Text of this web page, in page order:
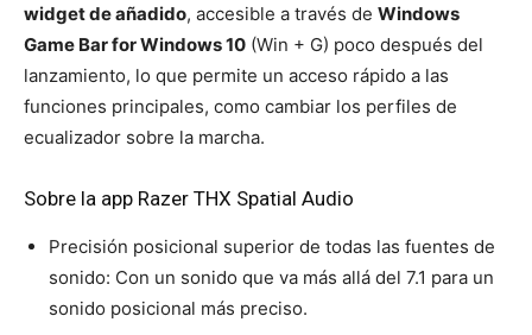
widget de añadido, accesible a través de Windows
Game Bar for Windows 10 (Win + G) poco después del
lanzamiento, lo que permite un acceso rápido a las
funciones principales, como cambiar los perfiles de
ecualizador sobre la marcha.
Sobre la app Razer THX Spatial Audio
Precisión posicional superior de todas las fuentes de
sonido: Con un sonido que va más allá del 7.1 para un
sonido posicional más preciso.